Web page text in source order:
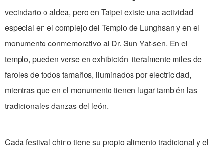
vecindario o aldea, pero en Taipei existe una actividad
especial en el complejo del Templo de Lunghsan y en el
monumento conmemorativo al Dr. Sun Yat-sen. En el
templo, pueden verse en exhibición literalmente miles de
faroles de todos tamaños, iluminados por electricidad,
mientras que en el monumento tienen lugar también las
tradicionales danzas del león.
Cada festival chino tiene su propio alimento tradicional y el